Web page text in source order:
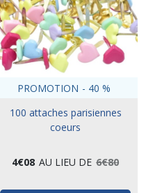
PROMOTION - 40 %
100 attaches parisiennes
coeurs
4€08 AU LIEU DE 6€80